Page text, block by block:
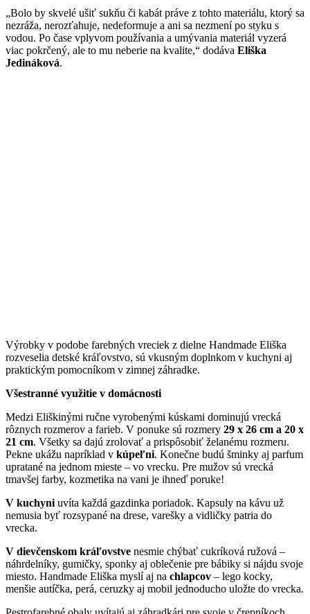
„Bolo by skvelé ušiť sukňu či kabát práve z tohto materiálu, ktorý sa
nezráža, nerozťahuje, nedeformuje a ani sa nezmení po styku s
vodou. Po čase vplyvom používania a umývania materiál vyzerá
viac pokrčený, ale to mu neberie na kvalite,“ dodáva Eliška
Jedináková.
Výrobky v podobe farebných vreciek z dielne Handmade Eliška
rozveselia detské kráľovstvo, sú vkusným doplnkom v kuchyni aj
praktickým pomocníkom v zimnej záhradke.
Všestranné využitie v domácnosti
Medzi Eliškinými ručne vyrobenými kúskami dominujú vrecká
rôznych rozmerov a farieb. V ponuke sú rozmery 29 x 26 cm a 20 x
21 cm. Všetky sa dajú zrolovať a prispôsobiť želanému rozmeru.
Pekne ukážu napríklad v kúpeľni. Konečne budú šminky aj parfum
upratané na jednom mieste – vo vrecku. Pre mužov sú vrecká
tmavšej farby, kozmetika na vani je ihneď poruke!
V kuchyni uvíta každá gazdinka poriadok. Kapsuly na kávu už
nemusia byť rozsypané na drese, varešky a vidličky patria do
vrecka.
V dievčenskom kráľovstve nesmie chýbať cukríková ružová –
náhrdelníky, gumičky, sponky aj oblečenie pre bábiky si nájdu svoje
miesto. Handmade Eliška myslí aj na chlapcov – lego kocky,
menšie autíčka, perá, ceruzky aj mobil jednoducho uložte do vrecka.